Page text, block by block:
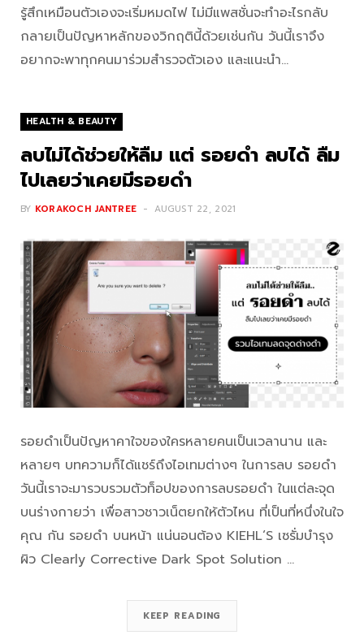
รู้สึกเหมือนตัวเองจะเริ่มหมดไฟ ไม่มีแพสชั่นจะทำอะไรกลับ
กลายเป็นปัญหาหลักของวิกฤตินี้ด้วยเช่นกัน วันนี้เราจึง
อยากจะพาทุกคนมาร่วมสำรวจตัวเอง และแนะนำ…
HEALTH & BEAUTY
ลบไม่ได้ช่วยให้ลืม แต่ รอยดำ ลบได้ ลืม
ไปเลยว่าเคยมีรอยดำ
BY KORAKOCH JANTREE AUGUST 22, 2021
รอยดำเป็นปัญหาคาใจของใครหลายคนเป็นเวลานาน และ
หลายๆ บทความก็ได้แชร์ถึงไอเทมต่างๆ ในการลบ รอยดำ
วันนี้เราจะมารวบรวมตัวท็อปของการลบรอยดำ ในแต่ละจุด
บนร่างกายว่า เพื่อสาวชาวเน็ตยกให้ตัวไหน ที่เป็นที่หนึ่งในใจ
คุณ กัน รอยดำ บนหน้า แน่นอนต้อง KIEHL‘S เซรั่มบำรุง
ผิว Clearly Corrective Dark Spot Solution …
KEEP READING